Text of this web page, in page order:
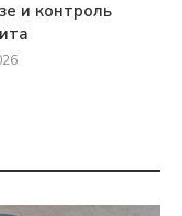
и контроль